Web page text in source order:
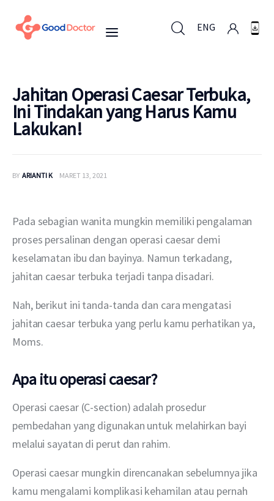
ENG
ENG
Untuk Bisnis
Berita
Layanan
Jahitan Operasi Caesar Terbuka,
Ini Tindakan yang Harus Kamu
Lakukan!
BY ARIANTI K MARET 13, 2021
Pada sebagian wanita mungkin memiliki pengalaman
proses persalinan dengan operasi caesar demi
keselamatan ibu dan bayinya. Namun terkadang,
jahitan caesar terbuka terjadi tanpa disadari.
Nah, berikut ini tanda-tanda dan cara mengatasi
jahitan caesar terbuka yang perlu kamu perhatikan ya,
Moms.
Apa itu operasi caesar?
Operasi caesar (C-section) adalah prosedur
pembedahan yang digunakan untuk melahirkan bayi
melalui sayatan di perut dan rahim.
Operasi caesar mungkin direncanakan sebelumnya jika
kamu mengalami komplikasi kehamilan atau pernah